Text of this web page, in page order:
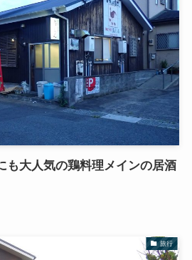
も大人気の鶏料理メインの居酒
旅行